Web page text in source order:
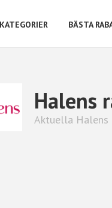
KATEGORIER BÄSTA
Halens
Aktuella Halens